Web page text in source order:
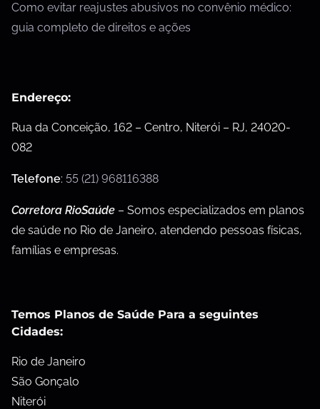
Como evitar reajustes abusivos no convênio médico:
guia completo de direitos e ações
Endereço:
Rua da Conceição, 162 – Centro, Niterói – RJ, 24020-
082
Telefone: 55 (21) 968116388
Corretora RioSaúde – Somos especializados em planos
de saúde no Rio de Janeiro, atendendo pessoas físicas,
famílias e empresas.
Temos Planos de Saúde Para a seguintes
Cidades:
Rio de Janeiro
São Gonçalo
Niterói